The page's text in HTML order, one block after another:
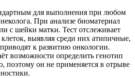
для выполнения при любом
При анализе биоматериал
с шейки матки. Тест отслеживает
выявляя среди них атипичные,
к развитию онкологии.
возможности определить генотип
поэтому он не применяется в отрыве